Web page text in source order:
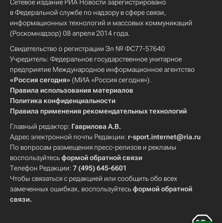
Сетевое издание РИА Новости зарегистрировано
в Федеральной службе по надзору в сфере связи,
информационных технологий и массовых коммуникаций
(Роскомнадзор) 08 апреля 2014 года.
Свидетельство о регистрации Эл № ФС77-57640
Учредитель: Федеральное государственное унитарное
предприятие Международное информационное агентство
«Россия сегодня» (МИА «Россия сегодня»).
Правила использования материалов
Политика конфиденциальности
Правила применения рекомендательных технологий
Главный редактор: Гаврилова А.В.
Адрес электронной почты Редакции: r-sport.internet@ria.ru
По вопросам размещения пресс-релизов и рекламы
воспользуйтесьформой обратной связи
Телефон Редакции: 7 (495) 645-6601
Чтобы связаться с редакцией или сообщить обо всех
замеченных ошибках, воспользуйтесьформой обратной
связи.